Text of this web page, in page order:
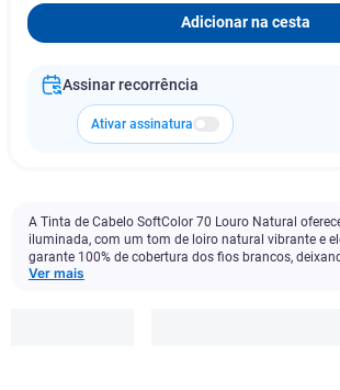
Adicionar na cesta
Assinar recorrência
Ativar assinatura
A Tinta de Cabelo SoftColor 70 Louro Natural
iluminada, com um tom de loiro natural vibrante e
garante 100% de cobertura dos fios brancos,
Ver mais